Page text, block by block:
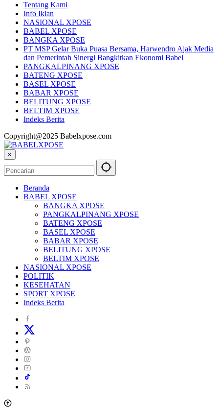
Tentang Kami
Info Iklan
NASIONAL XPOSE
BABEL XPOSE
BANGKA XPOSE
PT MSP Gelar Buka Puasa Bersama, Harwendro Ajak Media
dan Pemerintah Sinergi Bangkitkan Ekonomi Babel
PANGKALPINANG XPOSE
BATENG XPOSE
BASEL XPOSE
BABAR XPOSE
BELITUNG XPOSE
BELTIM XPOSE
Indeks Berita
Copyright@2025 Babelxpose.com
×
Beranda
BABEL XPOSE
BANGKA XPOSE
PANGKALPINANG XPOSE
BATENG XPOSE
BASEL XPOSE
BABAR XPOSE
BELITUNG XPOSE
BELTIM XPOSE
NASIONAL XPOSE
POLITIK
KESEHATAN
SPORT XPOSE
Indeks Berita